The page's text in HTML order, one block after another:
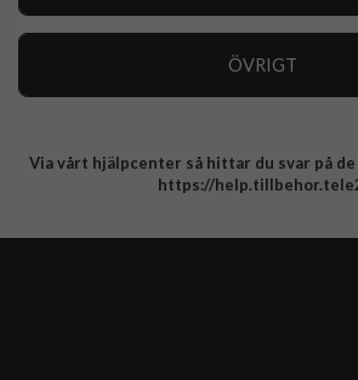
ÖVRIGT
Integritetspolicy
Via vårt hjälpcenter så hittar du svar på
https://